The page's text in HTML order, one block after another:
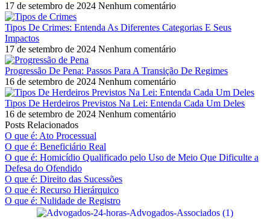
17 de setembro de 2024 Nenhum comentário
Tipos De Crimes: Entenda As Diferentes Categorias E Seus
Impactos
17 de setembro de 2024 Nenhum comentário
Progressão De Pena: Passos Para A Transição De Regimes
16 de setembro de 2024 Nenhum comentário
Tipos De Herdeiros Previstos Na Lei: Entenda Cada Um Deles
16 de setembro de 2024 Nenhum comentário
Posts Relacionados
O que é: Ato Processual
O que é: Beneficiário Real
O que é: Homicídio Qualificado pelo Uso de Meio Que Dificulte a
Defesa do Ofendido
O que é: Direito das Sucessões
O que é: Recurso Hierárquico
O que é: Nulidade de Registro